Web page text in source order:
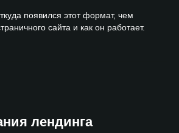
появился этот формат, чем
сайта и как он работает.
лендинга